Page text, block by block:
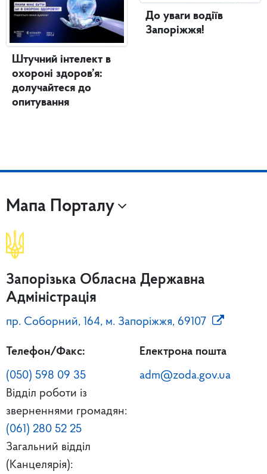
Штучний інтелект в
охороні здоров’я:
долучайтеся до
опитування
До уваги водіїв
Запоріжжя!
Мапа Порталу
Запорізька Обласна Державна
Адміністрація
пр. Соборний, 164, м. Запоріжжя, 69107
Телефон/Факс:
(050) 598 09 35
Відділ роботи із
зверненнями громадян:
(061) 280 52 25
Загальний відділ
(Канцелярія):
Електрона пошта
adm@zoda.gov.ua